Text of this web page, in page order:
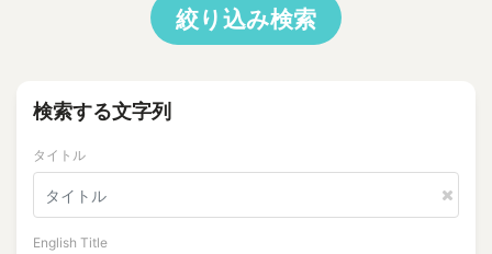
絞り込み検索
検索する文字列
タイトル
English Title